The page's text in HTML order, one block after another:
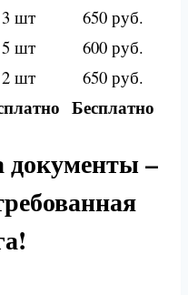
3 шт
650 руб.
5 шт
600 руб.
2 шт
650 руб.
Бесплатно
документы –